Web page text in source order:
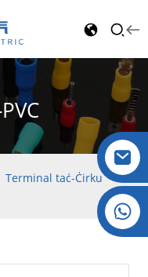
Terminal taċ-Ċirku